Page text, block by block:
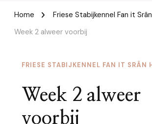
Home
Friese Stabijkennel Fan it
Week 2 alweer voorbij
FRIESE STABIJKENNEL FAN IT SRÂN
Week 2 alweer
voorbij